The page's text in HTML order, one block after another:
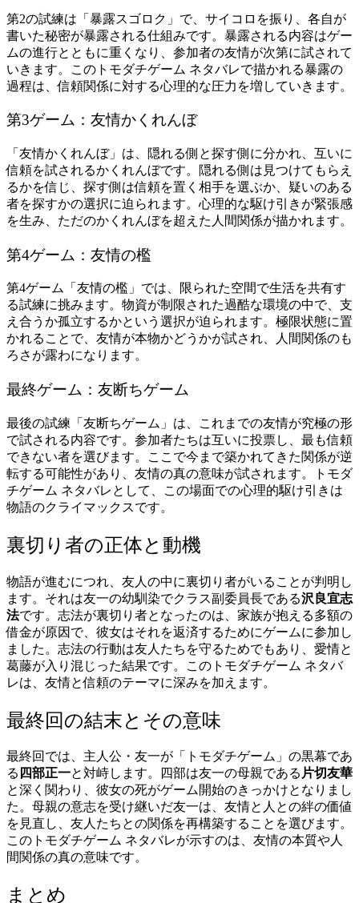
第2の試練は「暴露スゴロク」で、サイコロを振り、各自が
書いた秘密が暴露される仕組みです。暴露される内容はゲー
ムの進行とともに重くなり、参加者の友情が次第に試されて
いきます。このトモダチゲーム ネタバレで描かれる暴露の
過程は、信頼関係に対する心理的な圧力を増していきます。
第3ゲーム：友情かくれんぼ
「友情かくれんぼ」は、隠れる側と探す側に分かれ、互いに
信頼を試されるかくれんぼです。隠れる側は見つけてもらえ
るかを信じ、探す側は信頼を置く相手を選ぶか、疑いのある
者を探すかの選択に迫られます。心理的な駆け引きが緊張感
を生み、ただのかくれんぼを超えた人間関係が描かれます。
第4ゲーム：友情の檻
第4ゲーム「友情の檻」では、限られた空間で生活を共有す
る試練に挑みます。物資が制限された過酷な環境の中で、支
え合うか孤立するかという選択が迫られます。極限状態に置
かれることで、友情が本物かどうかが試され、人間関係のも
ろさが露わになります。
最終ゲーム：友断ちゲーム
最後の試練「友断ちゲーム」は、これまでの友情が究極の形
で試される内容です。参加者たちは互いに投票し、最も信頼
できない者を選びます。ここで今まで築かれてきた関係が逆
転する可能性があり、友情の真の意味が試されます。トモダ
チゲーム ネタバレとして、この場面での心理的駆け引きは
物語のクライマックスです。
裏切り者の正体と動機
物語が進むにつれ、友人の中に裏切り者がいることが判明し
ます。それは友一の幼馴染でクラス副委員長である沢良宜志
法です。志法が裏切り者となったのは、家族が抱える多額の
借金が原因で、彼女はそれを返済するためにゲームに参加し
ました。志法の行動は友人たちを守るためでもあり、愛情と
葛藤が入り混じった結果です。このトモダチゲーム ネタバ
レは、友情と信頼のテーマに深みを加えます。
最終回の結末とその意味
最終回では、主人公・友一が「トモダチゲーム」の黒幕であ
る 四部正一と対峙します。四部は友一の母親である 片切友華
と深く関わり、彼女の死がゲーム開始のきっかけとなりまし
た。母親の意志を受け継いだ友一は、友情と人との絆の価値
を見直し、友人たちとの関係を再構築することを選びます。
このトモダチゲーム ネタバレが示すのは、友情の本質や人
間関係の真の意味です。
まとめ